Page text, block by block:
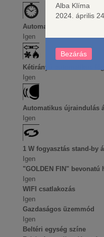
Automatikus átváltás
Igen
Kétirányú automatikus
Igen
Automatikus újraindulás
Igen
1 W fogyasztás stand-by
Igen
"GOLDEN FIN" bevonatú
Igen
WIFI csatlakozás
Igen
Gazdaságos üzemmód
Igen
Beltéri egység színe
Alba Klíma
2024. április 24.
Bezárás